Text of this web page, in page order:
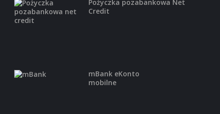
Pożyczka pozabankowa Net
Credit
mBank eKonto
mobilne